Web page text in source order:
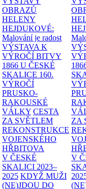
OBRAZŮ
HELENY
HEJDUKOVÉ:
Malování je radost
VÝSTAVA K
VÝROČÍ BITVY
1866 U ČESKÉ
SKALICE 160.
VÝROČÍ
PRUSKO-
RAKOUSKÉ
VÁLKY CESTA
ZA SVĚTLEM
REKONSTRUKCE
VOJENSKÉHO
HŘBITOVA
V ČESKÉ
SKALICI 2023–
2025 KDYŽ MUŽI
(NE)JDOU DO
ZA
V